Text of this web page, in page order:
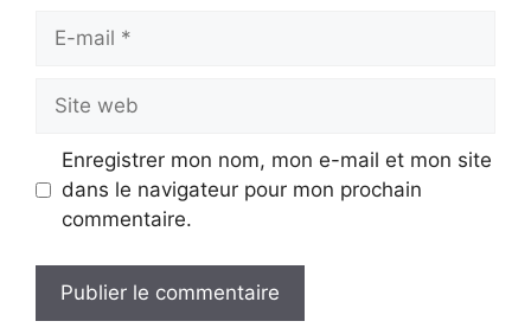
Site
web
Enregistrer mon nom, mon e-mail et mon site
dans le navigateur pour mon prochain
commentaire.